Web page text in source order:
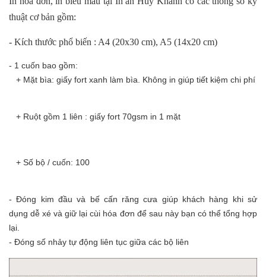
thuật cơ bản gồm:
- Kích thước phổ biến : A4 (20x30 cm), A5 (14x20 cm)
- 1 cuốn bao gồm:
+ Mặt bìa: giấy fort xanh làm bìa. Không in giúp tiết kiệm chi phí
+ Ruột gồm 1 liên : giấy fort 70gsm in 1 mặt
+ Số bộ / cuốn: 100
- Đóng kim đầu và bế cấn răng cưa giúp khách hàng khi sử
dụng dễ xé và giữ lại cùi hóa đơn để sau này bạn có thể tổng hợp
lại.
- Đóng số nhảy tự động liên tục giữa các bộ liên